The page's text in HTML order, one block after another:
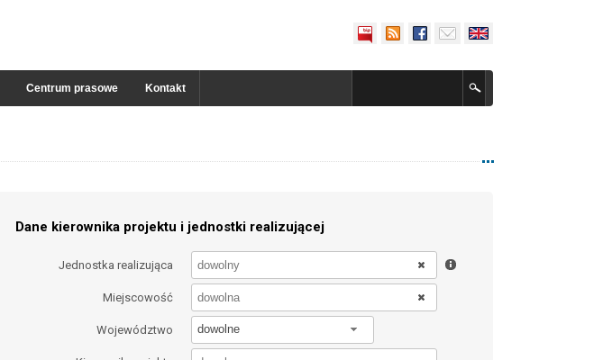
Centrum prasowe Kontakt
Dane kierownika projektu i jednostki realizującej
Jednostka realizująca
Miejscowość
Województwo dowolne